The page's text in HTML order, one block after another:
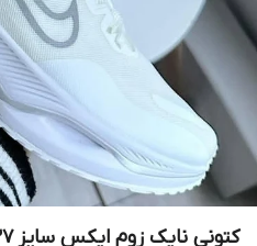
کتونی نایک زوم ایکس سایز ۳۷ تا ۴۵ Nike Zoom X